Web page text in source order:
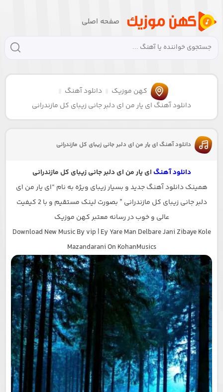
صفحه اصلی
کهن موزیک
دانلود آهنگ
دانلود آهنگ ای یار من ای دلبر جانی زیبای کل مازندرانی
دانلود آهنگ ای یار من ای دلبر جانی زیبای کل مازندرانی
دانلود آهنگ ای یار من ای دلبر جانی زیبای کل مازندرانی
همینک دانلود آهنگ جدید و بسیار زیبای ویژه به نام “ای یار من ای
دلبر جانی زیبای کل مازندرانی ” بصورت لینک مستقیم و با 2 کیفیت
عالی و خوب در رسانه معتبر کهن موزیک
Download New Music By vip | Ey Yare Man Delbare Jani Zibaye Kole
Mazandarani On KohanMusics